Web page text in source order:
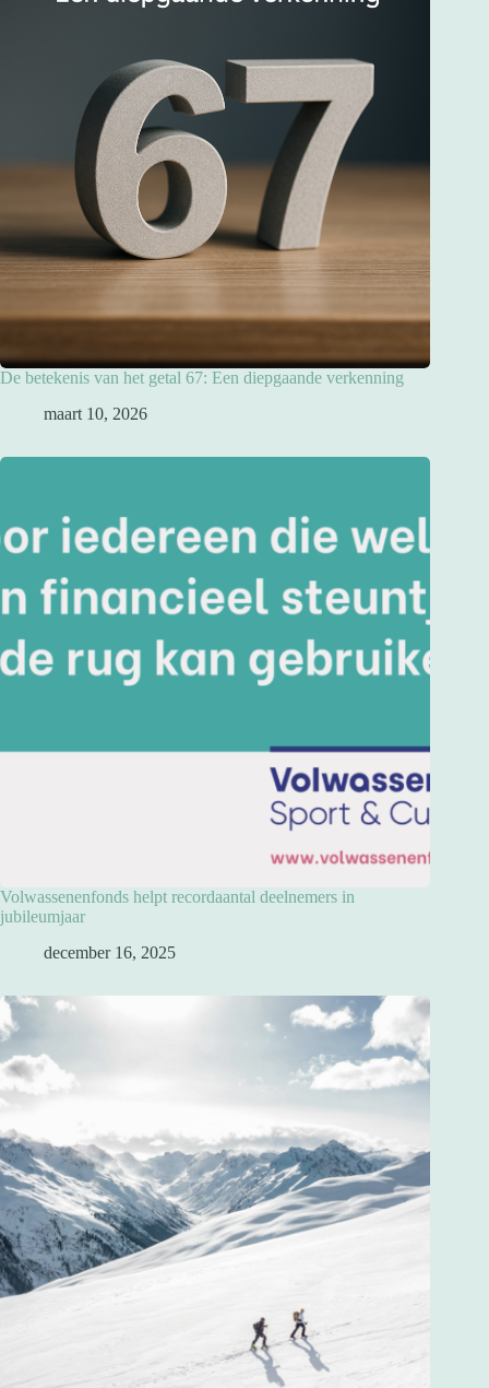
De betekenis van het getal 67: Een diepgaande verkenning
maart 10, 2026
Volwassenenfonds helpt recordaantal deelnemers in
jubileumjaar
december 16, 2025